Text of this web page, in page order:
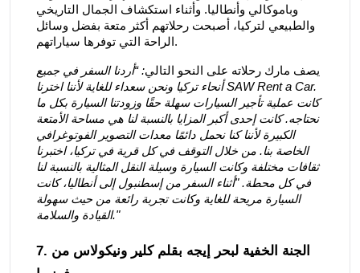
وباموكالي وأنطاليا. وأثناء استكشاف الجمال التاريخي
والطبيعي لتركيا، أصبحت رحلاتهم أكثر متعة بفضل وسائل
الراحة التي توفرها سياراتهم.
يصف مارك رحلاته على النحو التالي: “أردنا السفر في جميع
أنحاء تركيا ونحن سعداء للغاية لأننا اخترنا SAW Rent a Car.
كانت عملية تأجير السيارات سهلة حقًا وزودتنا السيارة بكل ما
نحتاجه. كانت إحدى أكبر المزايا بالنسبة لنا هي مساحة الأمتعة
الكبيرة لأننا كنا نحمل دائمًا معدات التصوير الفوتوغرافي
الخاصة بنا. من خلال التوقف في كل قرية في تركيا، اختبرنا
ثقافات مختلفة وكانت السيارة وسيلة النقل المثالية بالنسبة لنا
في كل محطة. "أثناء السفر من إسطنبول إلى أنطاليا، كانت
السيارة مريحة للغاية وكانت تجربة رائعة من حيث سهولة
القيادة والسلامة."
7. الجنة الخفية لبحر إيجه بقلم كلير ونيكولاس من